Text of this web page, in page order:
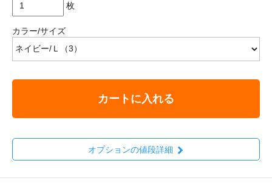
枚
カラー/サイズ
カートに入れる
オプションの値段詳細